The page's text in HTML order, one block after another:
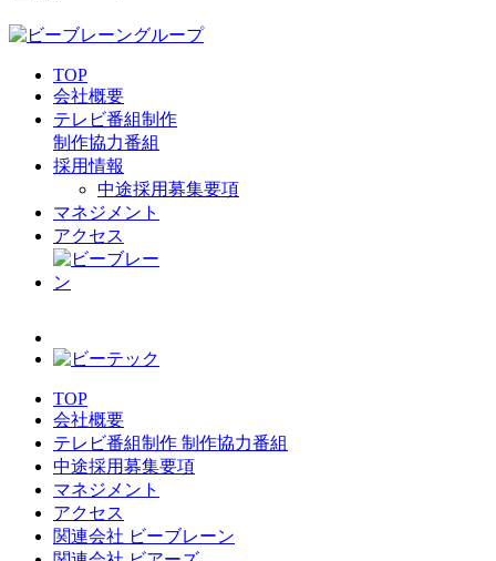
TOP
会社概要
テレビ番組制作
制作協力番組
採用情報
中途採用募集要項
マネジメント
アクセス
TOP
会社概要
テレビ番組制作 制作協力番組
中途採用募集要項
マネジメント
アクセス
関連会社 ビーブレーン